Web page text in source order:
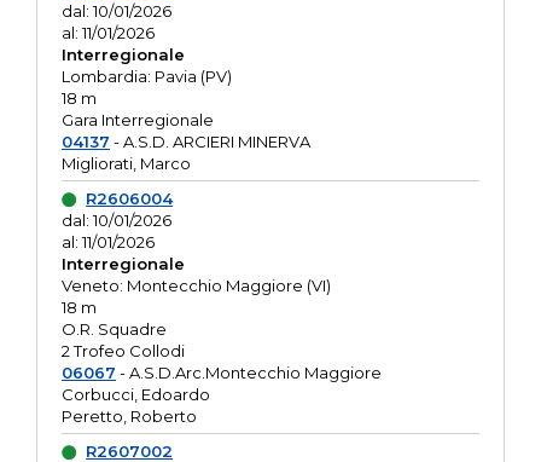
dal: 10/01/2026
al: 11/01/2026
Interregionale
Lombardia: Pavia (PV)
18 m
Gara Interregionale
04137 - A.S.D. ARCIERI MINERVA
Migliorati, Marco
R2606004
dal: 10/01/2026
al: 11/01/2026
Interregionale
Veneto: Montecchio Maggiore (VI)
18 m
O.R. Squadre
2 Trofeo Collodi
06067 - A.S.D.Arc.Montecchio Maggiore
Corbucci, Edoardo
Peretto, Roberto
R2607002